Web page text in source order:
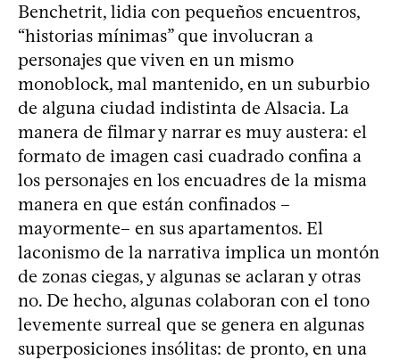
Benchetrit, lidia con pequeños encuentros,
“historias mínimas” que involucran a
personajes que viven en un mismo
monoblock, mal mantenido, en un suburbio
de alguna ciudad indistinta de Alsacia. La
manera de filmar y narrar es muy austera: el
formato de imagen casi cuadrado confina a
los personajes en los encuadres de la misma
manera en que están confinados –
mayormente– en sus apartamentos. El
laconismo de la narrativa implica un montón
de zonas ciegas, y algunas se aclaran y otras
no. De hecho, algunas colaboran con el tono
levemente surreal que se genera en algunas
superposiciones insólitas: de pronto, en una